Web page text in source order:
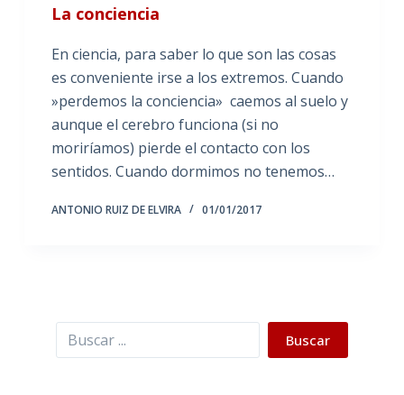
La conciencia
En ciencia, para saber lo que son las cosas
es conveniente irse a los extremos. Cuando
»perdemos la conciencia» caemos al suelo y
aunque el cerebro funciona (si no
moriríamos) pierde el contacto con los
sentidos. Cuando dormimos no tenemos…
ANTONIO RUIZ DE ELVIRA 01/01/2017
Buscar Buscar